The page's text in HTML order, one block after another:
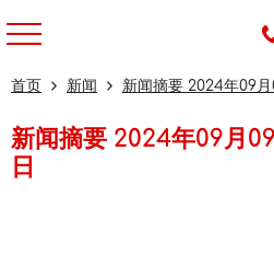
首页 新闻 新闻摘要 2024年09月
新闻摘要 2024年09月
日